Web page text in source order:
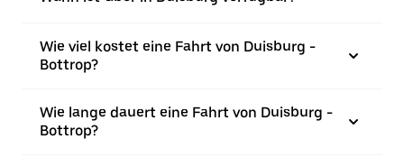
Wie viel kostet eine Fahrt von Duisburg -
Bottrop?
Wie lange dauert eine Fahrt von Duisburg -
Bottrop?